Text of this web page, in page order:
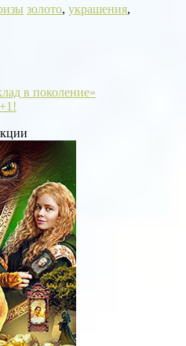
золото, украшения,
в поколение»